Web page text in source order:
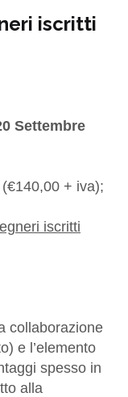
iscritti
Settembre
(€140,00 + iva);
iscritti
collaborazione
e l’elemento
spesso in
alla